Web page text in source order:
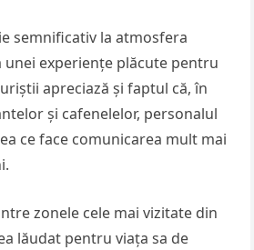
semnificativ la atmosfera
unei experiențe plăcute pentru
apreciază și faptul că, în
și cafenelelor, personalul
ce face comunicarea mult mai
zonele cele mai vizitate din
lăudat pentru viața sa de